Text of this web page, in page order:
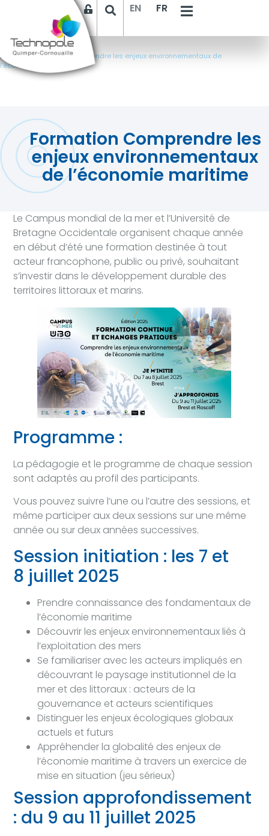
EN FR
Accueil>Formation Comprendre les enjeux environnementaux de
l’économie maritime
Formation Comprendre les
enjeux environnementaux
de l’économie maritime
Le Campus mondial de la mer et l’Université de
Bretagne Occidentale organisent chaque année
en début d’été une formation destinée à tout
acteur francophone, public ou privé, souhaitant
s’investir dans le développement durable des
territoires littoraux et marins.
Programme :
La pédagogie et le programme de chaque session
sont adaptés au profil des participants.
Vous pouvez suivre l’une ou l’autre des sessions, et
même participer aux deux sessions sur une même
année ou sur deux années successives.
Session initiation : les 7 et
8 juillet 2025
Prendre connaissance des fondamentaux de
l’économie maritime
Découvrir les enjeux environnementaux liés à
l’exploitation des mers
Se familiariser avec les acteurs impliqués en
découvrant le paysage institutionnel de la
mer et des littoraux : acteurs de la
gouvernance et acteurs scientifiques
Distinguer les enjeux écologiques globaux
actuels et futurs
Appréhender la globalité des enjeux de
l’économie maritime à travers un exercice de
mise en situation (jeu sérieux)
Session approfondissement
: du 9 au 11 juillet 2025